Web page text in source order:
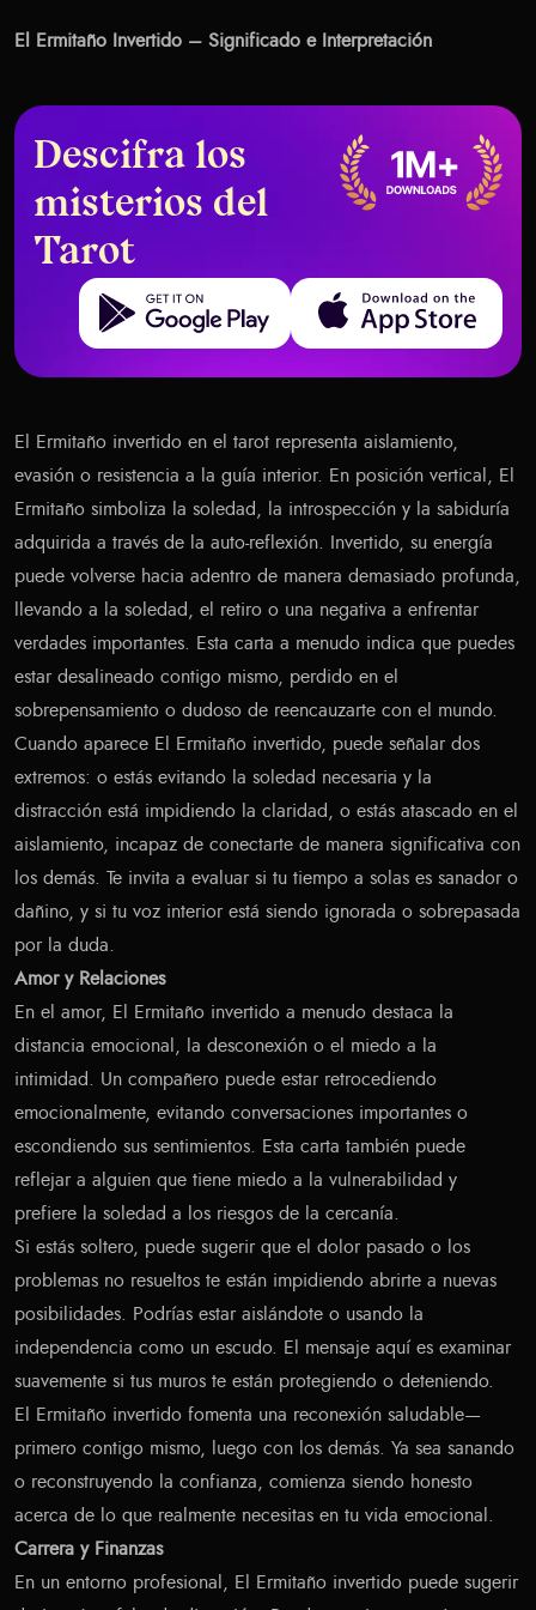
El Ermitaño Invertido – Significado e Interpretación
Descifra los
misterios del
Tarot
Get it on Google Play Download on the App Store
El Ermitaño invertido en el tarot representa aislamiento,
evasión o resistencia a la guía interior. En posición vertical, El
Ermitaño simboliza la soledad, la introspección y la sabiduría
adquirida a través de la auto-reflexión. Invertido, su energía
puede volverse hacia adentro de manera demasiado profunda,
llevando a la soledad, el retiro o una negativa a enfrentar
verdades importantes. Esta carta a menudo indica que puedes
estar desalineado contigo mismo, perdido en el
sobrepensamiento o dudoso de reencauzarte con el mundo.
Cuando aparece El Ermitaño invertido, puede señalar dos
extremos: o estás evitando la soledad necesaria y la
distracción está impidiendo la claridad, o estás atascado en el
aislamiento, incapaz de conectarte de manera significativa con
los demás. Te invita a evaluar si tu tiempo a solas es sanador o
dañino, y si tu voz interior está siendo ignorada o sobrepasada
por la duda.
Amor y Relaciones
En el amor, El Ermitaño invertido a menudo destaca la
distancia emocional, la desconexión o el miedo a la
intimidad. Un compañero puede estar retrocediendo
emocionalmente, evitando conversaciones importantes o
escondiendo sus sentimientos. Esta carta también puede
reflejar a alguien que tiene miedo a la vulnerabilidad y
prefiere la soledad a los riesgos de la cercanía.
Si estás soltero, puede sugerir que el dolor pasado o los
problemas no resueltos te están impidiendo abrirte a nuevas
posibilidades. Podrías estar aislándote o usando la
independencia como un escudo. El mensaje aquí es examinar
suavemente si tus muros te están protegiendo o deteniendo.
El Ermitaño invertido fomenta una reconexión saludable—
primero contigo mismo, luego con los demás. Ya sea sanando
o reconstruyendo la confianza, comienza siendo honesto
acerca de lo que realmente necesitas en tu vida emocional.
Carrera y Finanzas
En un entorno profesional, El Ermitaño invertido puede sugerir